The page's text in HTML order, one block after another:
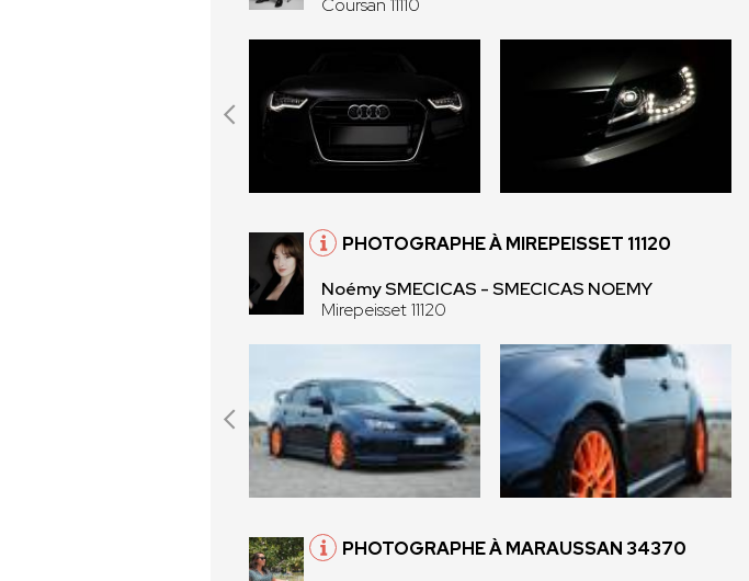
Coursan 11110
PHOTOGRAPHE À MIREPEISSET 11120
Noémy SMECICAS - SMECICAS NOEMY
Mirepeisset 11120
PHOTOGRAPHE À MARAUSSAN 34370